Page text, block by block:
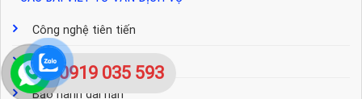
Công nghệ tiên tiến
Dịch vụ chu đáo
Bảo hành dài hạn
0919 035 593